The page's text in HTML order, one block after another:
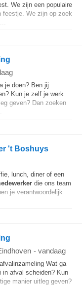
We zijn een populaire
feestje. We zijn op zoek
je doen? Ben jij
Kun je zelf je werk
geven? Dan zoeken
't Boshuys
lunch, diner of een
die ons team
je verantwoordelijk
- vandaag
afvalinzameling Wat ga
in afval scheiden? Kun
manier uitleg geven?